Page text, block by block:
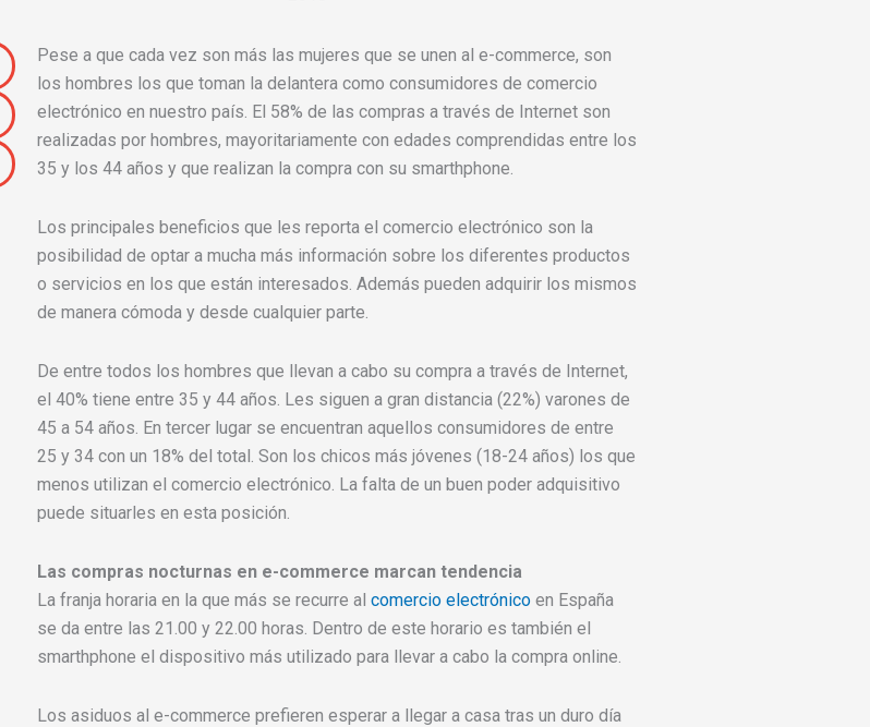
Pese a que cada vez son más las mujeres que se unen al e-commerce, son
los hombres los que toman la delantera como consumidores de comercio
electrónico en nuestro país. El 58% de las compras a través de Internet son
realizadas por hombres, mayoritariamente con edades comprendidas entre los
35 y los 44 años y que realizan la compra con su smarthphone.
Los principales beneficios que les reporta el comercio electrónico son la
posibilidad de optar a mucha más información sobre los diferentes productos
o servicios en los que están interesados. Además pueden adquirir los mismos
de manera cómoda y desde cualquier parte.
De entre todos los hombres que llevan a cabo su compra a través de Internet,
el 40% tiene entre 35 y 44 años. Les siguen a gran distancia (22%) varones de
45 a 54 años. En tercer lugar se encuentran aquellos consumidores de entre
25 y 34 con un 18% del total. Son los chicos más jóvenes (18-24 años) los que
menos utilizan el comercio electrónico. La falta de un buen poder adquisitivo
puede situarles en esta posición.
Las compras nocturnas en e-commerce marcan tendencia
La franja horaria en la que más se recurre al comercio electrónico en España
se da entre las 21.00 y 22.00 horas. Dentro de este horario es también el
smarthphone el dispositivo más utilizado para llevar a cabo la compra online.
Los asiduos al e-commerce prefieren esperar a llegar a casa tras un duro día